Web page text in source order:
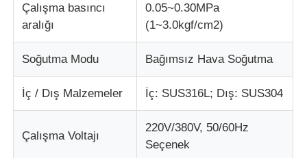
Sertlik denetleyicisi
Çalışma basıncı
aralığı
0.05~0.30MPa
(1~3.0kgf/cm2)
Soğutma Modu Bağımsız Hava Soğutma
İç / Dış Malzemeler İç: SUS316L; Dış: SUS304
Çalışma Voltajı
220V/380V, 50/60Hz
Seçenek